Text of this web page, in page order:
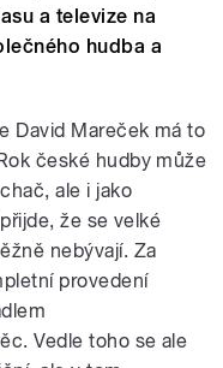
a televize na
hudba a
David Mareček má to
české hudby může
ale i jako
že se velké
nebývají. Za
provedení
Vedle toho se ale